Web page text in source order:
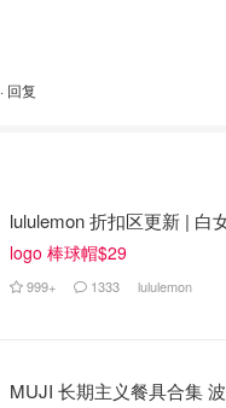
· 回复
lululemon 折扣区更新 | 白
logo 棒球帽$29
999+ 1333 lululemon
MUJI 长期主义餐具合集